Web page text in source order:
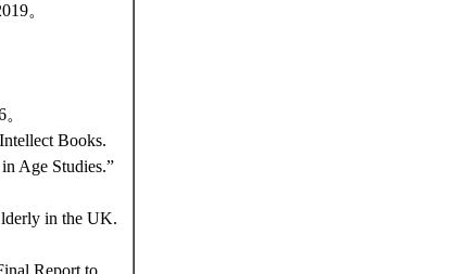
。
Books.
Age Studies.”
in the UK.
Report to